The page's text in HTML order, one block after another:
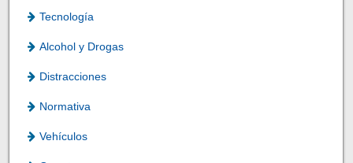
Tecnología
Alcohol y Drogas
Distracciones
Normativa
Vehículos